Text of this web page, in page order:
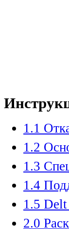
1.1
1.2
1.3
1.4
1.5
2.0